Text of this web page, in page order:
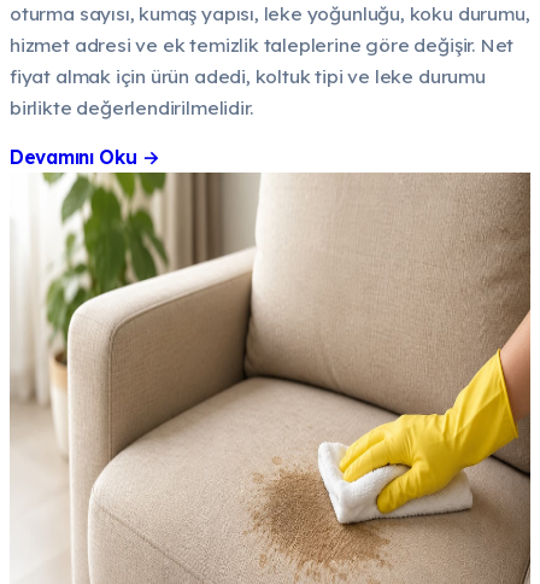
oturma sayısı, kumaş yapısı, leke yoğunluğu, koku durumu,
hizmet adresi ve ek temizlik taleplerine göre değişir. Net
fiyat almak için ürün adedi, koltuk tipi ve leke durumu
birlikte değerlendirilmelidir.
Devamını Oku →